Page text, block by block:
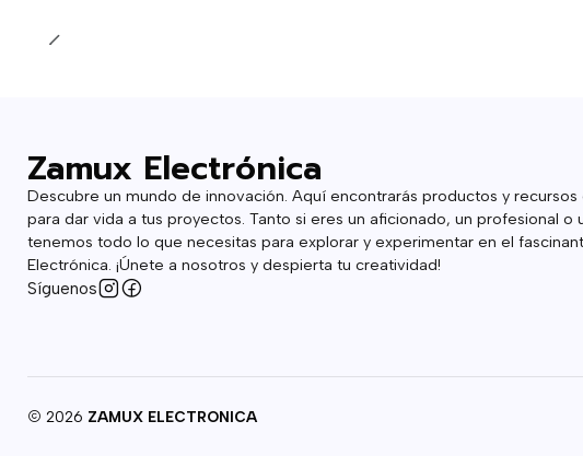
Zamux Electrónica
Descubre un mundo de innovación. Aquí encontrarás productos y recursos
para dar vida a tus proyectos. Tanto si eres un aficionado, un profesional o
tenemos todo lo que necesitas para explorar y experimentar en el
Electrónica. ¡Únete a nosotros y despierta tu creatividad!
Síguenos
2026 ZAMUX ELECTRONICA